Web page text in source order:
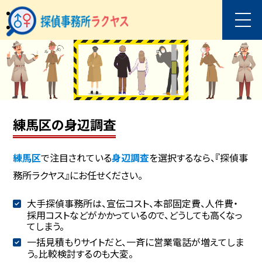
練馬区の身辺調査
練馬区で注目されている身辺調査を選択するなら、『探偵事
務所ラクヤス』にお任せください。
大手探偵事務所は、宣伝コスト、本部固定費、人件費・
採用コストなどがかかっているので、どうしても高くなっ
てしまう。
一括見積もりサイトだと、一斉に営業電話が増えてしま
う。比較検討するのも大変。